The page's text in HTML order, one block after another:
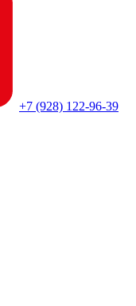
+7 (928) 122-96-39